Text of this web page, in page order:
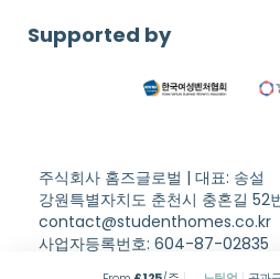
Supported by
주식회사 홈즈글로벌 | 대표: 송설
강원특별자치도 춘천시 충혼길 52
contact@studenthomes.co.kr
사업자등록번호: 604-87-02835
Copyright © Student Homes. All